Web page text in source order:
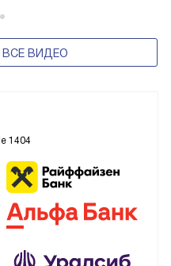
ВИДЕО
1404